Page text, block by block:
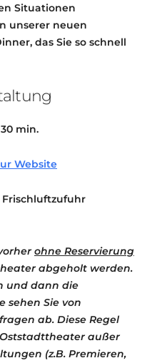
Situationen
unserer neuen
das Sie so schnell
min.
Website
Frischluftzufuhr
ohne Reservierung
abgeholt werden.
und dann die
sehen Sie von
ab. Diese Regel
außer
(z.B. Premieren,